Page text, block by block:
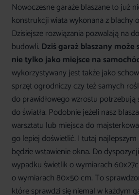
Nowoczesne garaże blaszane to już
konstrukcji wiata wykonana z blachy
Dzisiejsze rozwiązania pozwalają na
budowli. Dziś garaż blaszany może
nie tylko jako miejsce na
wykorzystywany jest także jako
sprzęt ogrodniczy czy też samych
do prawidłowego wzrostu potrzebują
do światła. Podobnie jeżeli nasz
warsztatu lub miejsca do
go lepiej doświetlić. I tutaj
będzie wstawienie okna. Do
wypadku świetlik o wymiarach
o wymiarach 80×50 cm. To
które sprawdzi się niemal w każdym